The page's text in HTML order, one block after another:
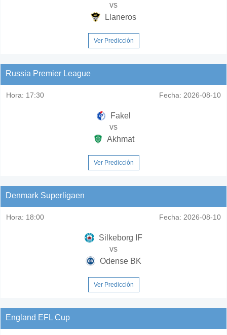
vs
Llaneros
Ver Predicción
Russia Premier League
Hora: 17:30 Fecha: 2026-08-10
Fakel
vs
Akhmat
Ver Predicción
Denmark Superligaen
Hora: 18:00 Fecha: 2026-08-10
Silkeborg IF
vs
Odense BK
Ver Predicción
England EFL Cup